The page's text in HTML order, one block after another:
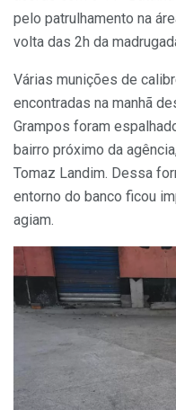
pelo patrulhamento na
volta das 2h da
Várias munições de
encontradas na manhã
Grampos foram
bairro próximo da
Tomaz Landim. Dessa
entorno do banco ficou
agiam.